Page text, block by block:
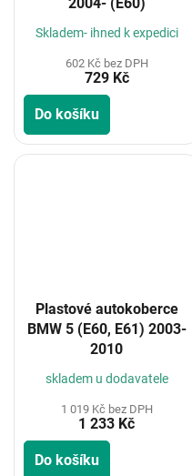
2004- (E60)
Skladem- ihned k expedici
602 Kč bez DPH
729 Kč
Do košíku
Plastové autokoberce
BMW 5 (E60, E61) 2003-
2010
skladem u dodavatele
1 019 Kč bez DPH
1 233 Kč
Do košíku